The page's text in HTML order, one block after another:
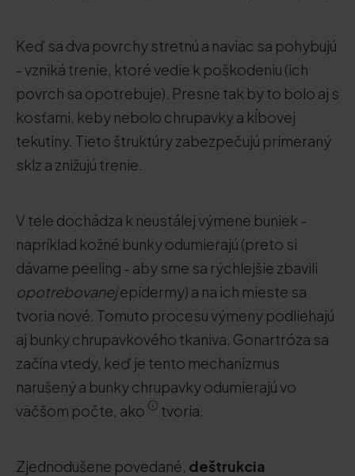
Keď sa dva povrchy stretnú a naviac sa pohybujú
- vzniká trenie, ktoré vedie k poškodeniu (ich
povrch sa opotrebuje). Presne tak by to bolo aj s
kosťami, keby nebolo chrupavky a kĺbovej
tekutiny. Tieto štruktúry zabezpečujú primeraný
sklz a znižujú trenie.
V tele dochádza k neustálej výmene buniek -
napríklad kožné bunky odumierajú (preto si
dávame peeling - aby sme sa rýchlejšie zbavili
opotrebovanejepidermy) a na ich mieste sa
tvoria nové. Tomuto procesu výmeny podliehajú
aj bunky chrupavkového tkaniva. Gonartróza sa
začína vtedy, keď je tento mechanizmus
narušený a bunky chrupavky odumierajú vo
väčšom počte, ako
tvoria.
Zjednodušene povedané, deštrukcia